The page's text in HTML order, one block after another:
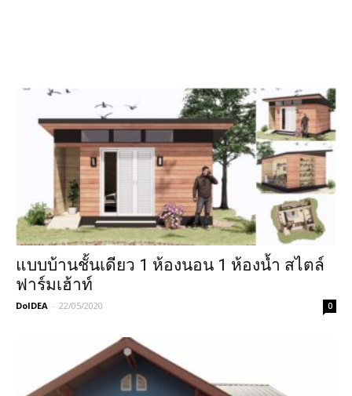
แบบบ้านชั้นเดียว 1 ห้องนอน 1 ห้องน้ำ สไตล์
ฟาร์มเฮ้าท์
DoIDEA - 22/05/2020 0